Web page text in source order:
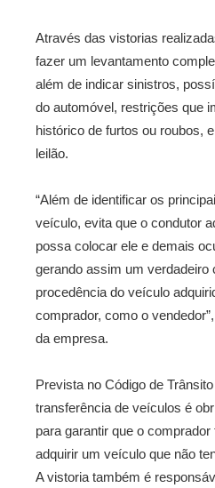
Através das vistorias
fazer um levantamento
além de indicar sinistros,
do automóvel, restrições que
histórico de furtos ou roubos,
leilão.
“Além de identificar os
veículo, evita que o condutor
possa colocar ele e demais
gerando assim um verdadeiro
procedência do veículo
comprador, como o
da empresa.
Prevista no Código de
transferência de veículos é
para garantir que o
adquirir um veículo que não
A vistoria também é